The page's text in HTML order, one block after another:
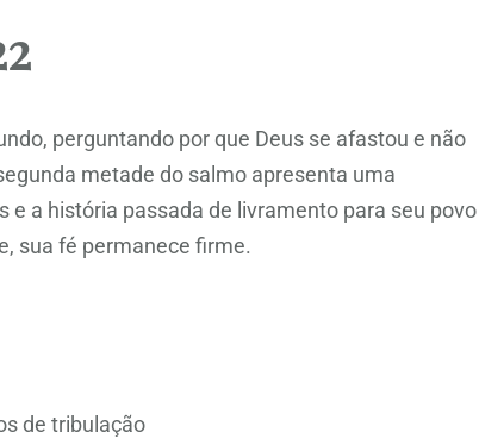
perguntando por que Deus se afastou e não
metade do salmo apresenta uma
e a história passada de livramento para seu povo
sua fé permanece firme.
de tribulação